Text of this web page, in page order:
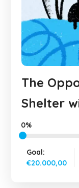
The
Shelter
0%
Goal:
€20.000,00